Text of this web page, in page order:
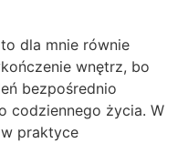
dla mnie równie
wnętrz, bo
bezpośrednio
codziennego życia. W
praktyce